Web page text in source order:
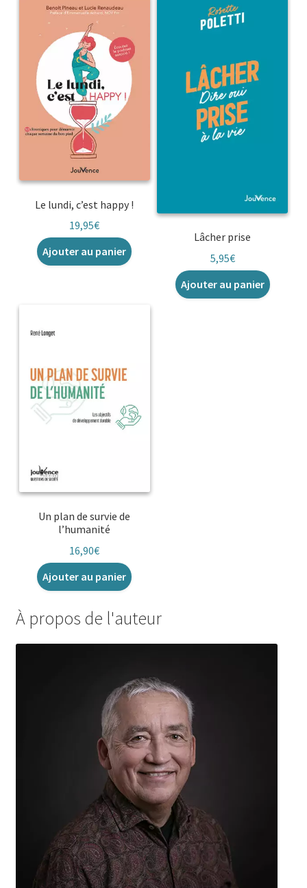
Le lundi, c’est happy !
19,95€
Ajouter au panier
Lâcher prise
5,95€
Ajouter au panier
Un plan de survie de
l’humanité
16,90€
Ajouter au panier
À propos de l'auteur